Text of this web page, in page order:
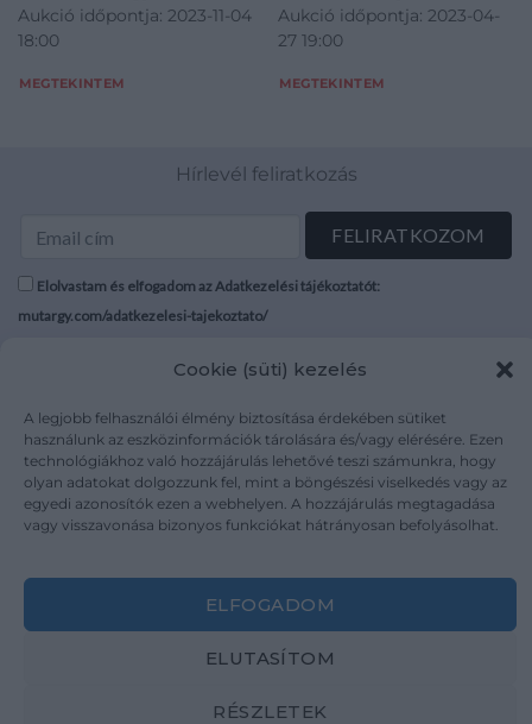
Cookie (süti) kezelés
A legjobb felhasználói élmény biztosítása érdekében sütiket
használunk az eszközinformációk tárolására és/vagy elérésére. Ezen
technológiákhoz való hozzájárulás lehetővé teszi számunkra, hogy
olyan adatokat dolgozzunk fel, mint a böngészési viselkedés vagy az
egyedi azonosítók ezen a webhelyen. A hozzájárulás megtagadása
vagy visszavonása bizonyos funkciókat hátrányosan befolyásolhat.
ELFOGADOM
ELUTASÍTOM
RÉSZLETEK
táblánként 2 ex libr
1942, MEGE,(Kálvin-ny.),1
(felragasztott fénykép) t.+4
Aukció időpontja: 2023-11-04
18:00
MEGTEKINTEM
es-grafikak/Ex-libris-es-
kisgrafika~500003/Balazsfy-
Aukció időpontja: 2023-04-
27 19:00
MEGTEKINTEM
Hírlevél feliratkozás
Elolvastam és elfogadom az Adatkezelési tájékoztatót:
mutargy.com/adatkezelesi-tajekoztato/
Karrier
Kapcsolat
Áraink
Adatvédelem
Impresszum